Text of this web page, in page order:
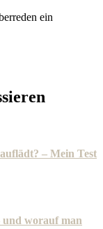
ein
– Mein Test
und worauf man